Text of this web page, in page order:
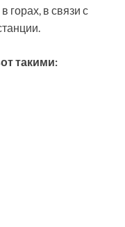
горах, в связи с
такими: